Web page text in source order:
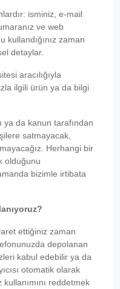
isminiz, e-mail
ve web
zaman
detaylar.
aracılığıyla
ilgili ürün ya da bilgi
da kanun tarafından
satmayacak,
Herhangi bir
olduğunu
bizimle irtibata
ettiğiniz zaman
depolanan
kabul edebilir ya da
otomatik olarak
reddetmek